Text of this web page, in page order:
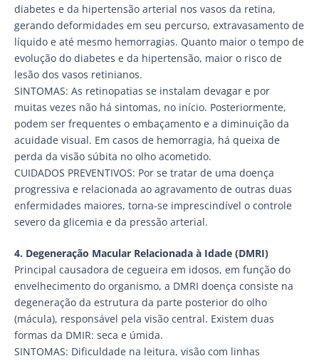
diabetes e da hipertensão arterial nos vasos da retina,
gerando deformidades em seu percurso, extravasamento de
líquido e até mesmo hemorragias. Quanto maior o tempo de
evolução do diabetes e da hipertensão, maior o risco de
lesão dos vasos retinianos.
SINTOMAS: As retinopatias se instalam devagar e por
muitas vezes não há sintomas, no início. Posteriormente,
podem ser frequentes o embaçamento e a diminuição da
acuidade visual. Em casos de hemorragia, há queixa de
perda da visão súbita no olho acometido.
CUIDADOS PREVENTIVOS: Por se tratar de uma doença
progressiva e relacionada ao agravamento de outras duas
enfermidades maiores, torna-se imprescindível o controle
severo da glicemia e da pressão arterial.
4. Degeneração Macular Relacionada à Idade (DMRI)
Principal causadora de cegueira em idosos, em função do
envelhecimento do organismo, a DMRI doença consiste na
degeneração da estrutura da parte posterior do olho
(mácula), responsável pela visão central. Existem duas
formas da DMIR: seca e úmida.
SINTOMAS: Dificuldade na leitura, visão com linhas